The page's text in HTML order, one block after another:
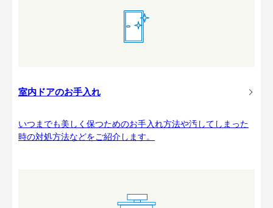
室内ドアのお手入れ
いつまでも美しく保つためのお手入れ方法や汚してしまった
時の対処方法などをご紹介します。